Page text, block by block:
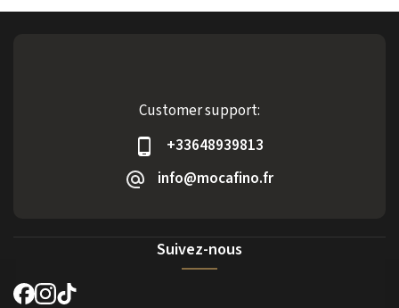
Customer support:
+33648939813
info@mocafino.fr
Suivez-nous